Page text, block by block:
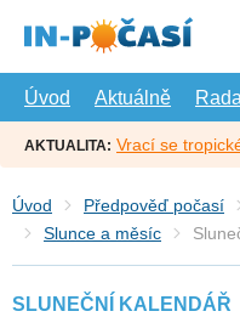
hlavní
Úvod
Aktuálně
AKTUALITA: Vrací se
Úvod Předpověď počasí
Slunce a měsíc
SLUNEČNÍ KALENDÁŘ